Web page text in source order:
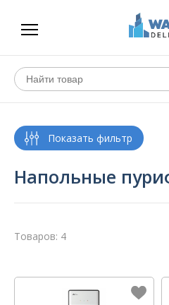
Напольные
Товаров: 4